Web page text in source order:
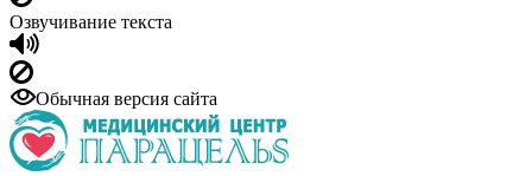
Озвучивание текста
Обычная версия сайта